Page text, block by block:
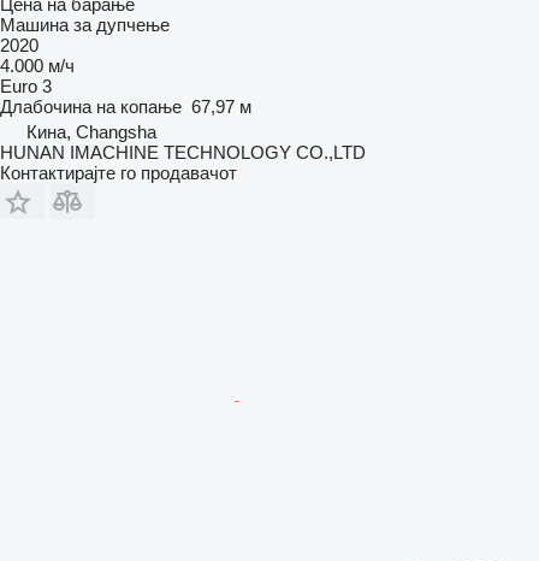
Машина за дупчење
2020
4.000 м/ч
Euro 3
Длабочина на копање 67,97 м
Кина, Changsha
HUNAN IMACHINE TECHNOLOGY CO.,LTD
Контактирајте го продавачот